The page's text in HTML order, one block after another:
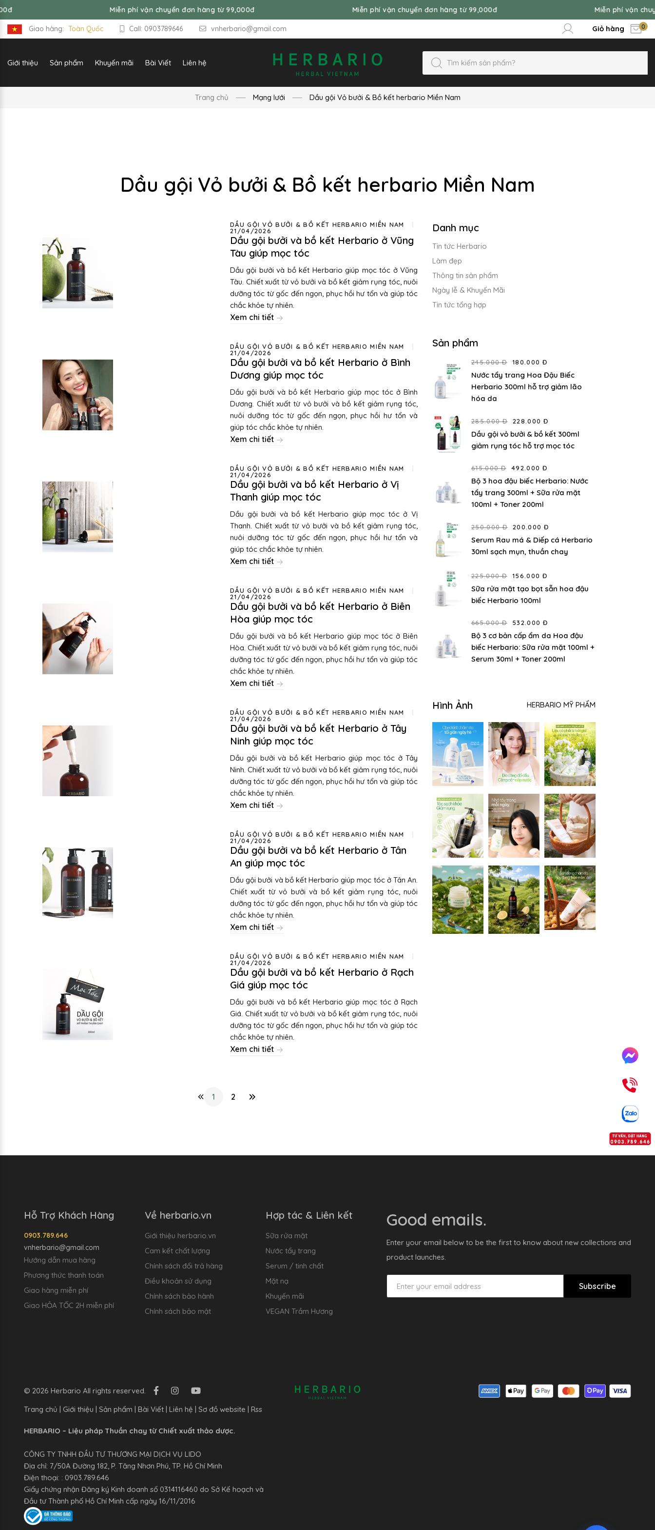
Miễn phí vận chuyển đơn hàng từ 99,000đ Miễn phí vận chuyển đơn hàng từ 99,000đ Miễn phí vận chuyển
Giao hàng: Toàn Quốc Call: 0903789646 vnherbario@gmail.com Giỏ hàng 0
Giới thiệu Sản phẩm Khuyến mãi Bài Viết Liên hệ
Trang chủ Mạng lưới Dầu gội Vỏ bưởi & Bồ kết herbario Miền Nam
Dầu gội Vỏ bưởi & Bồ kết herbario Miền Nam
DẦU GỘI VỎ BƯỞI & BỒ KẾT HERBARIO MIỀN NAM
21/04/2026
Dầu gội bưởi và bồ kết Herbario ở Vũng
Tàu giúp mọc tóc
Dầu gội bưởi và bồ kết Herbario giúp mọc tóc ở Vũng
Tàu. Chiết xuất từ vỏ bưởi và bồ kết giảm rụng tóc, nuôi
dưỡng tóc từ gốc đến ngọn, phục hồi hư tổn và giúp tóc
chắc khỏe tự nhiên.
Xem chi tiết
DẦU GỘI VỎ BƯỞI & BỒ KẾT HERBARIO MIỀN NAM
21/04/2026
Dầu gội bưởi và bồ kết Herbario ở Bình
Dương giúp mọc tóc
Dầu gội bưởi và bồ kết Herbario giúp mọc tóc ở Bình
Dương. Chiết xuất từ vỏ bưởi và bồ kết giảm rụng tóc,
nuôi dưỡng tóc từ gốc đến ngọn, phục hồi hư tổn và
giúp tóc chắc khỏe tự nhiên.
Xem chi tiết
DẦU GỘI VỎ BƯỞI & BỒ KẾT HERBARIO MIỀN NAM
21/04/2026
Dầu gội bưởi và bồ kết Herbario ở Vị
Thanh giúp mọc tóc
Dầu gội bưởi và bồ kết Herbario giúp mọc tóc ở Vị
Thanh. Chiết xuất từ vỏ bưởi và bồ kết giảm rụng tóc,
nuôi dưỡng tóc từ gốc đến ngọn, phục hồi hư tổn và
giúp tóc chắc khỏe tự nhiên.
Xem chi tiết
DẦU GỘI VỎ BƯỞI & BỒ KẾT HERBARIO MIỀN NAM
21/04/2026
Dầu gội bưởi và bồ kết Herbario ở Biên
Hòa giúp mọc tóc
Dầu gội bưởi và bồ kết Herbario giúp mọc tóc ở Biên
Hòa. Chiết xuất từ vỏ bưởi và bồ kết giảm rụng tóc, nuôi
dưỡng tóc từ gốc đến ngọn, phục hồi hư tổn và giúp tóc
chắc khỏe tự nhiên.
Xem chi tiết
DẦU GỘI VỎ BƯỞI & BỒ KẾT HERBARIO MIỀN NAM
21/04/2026
Dầu gội bưởi và bồ kết Herbario ở Tây
Ninh giúp mọc tóc
Dầu gội bưởi và bồ kết Herbario giúp mọc tóc ở Tây
Ninh. Chiết xuất từ vỏ bưởi và bồ kết giảm rụng tóc, nuôi
dưỡng tóc từ gốc đến ngọn, phục hồi hư tổn và giúp tóc
chắc khỏe tự nhiên.
Xem chi tiết
DẦU GỘI VỎ BƯỞI & BỒ KẾT HERBARIO MIỀN NAM
21/04/2026
Dầu gội bưởi và bồ kết Herbario ở Tân
An giúp mọc tóc
Dầu gội bưởi và bồ kết Herbario giúp mọc tóc ở Tân An.
Chiết xuất từ vỏ bưởi và bồ kết giảm rụng tóc, nuôi
dưỡng tóc từ gốc đến ngọn, phục hồi hư tổn và giúp tóc
chắc khỏe tự nhiên.
Xem chi tiết
DẦU GỘI VỎ BƯỞI & BỒ KẾT HERBARIO MIỀN NAM
21/04/2026
Dầu gội bưởi và bồ kết Herbario ở Rạch
Giá giúp mọc tóc
Dầu gội bưởi và bồ kết Herbario giúp mọc tóc ở Rạch
Giá. Chiết xuất từ vỏ bưởi và bồ kết giảm rụng tóc, nuôi
dưỡng tóc từ gốc đến ngọn, phục hồi hư tổn và giúp tóc
chắc khỏe tự nhiên.
Xem chi tiết
1 2
Danh mục
Tin tức Herbario
Làm đẹp
Thông tin sản phẩm
Ngày lễ & Khuyến Mãi
Tin tức tổng hợp
Sản phẩm
245.000 Đ 180.000 Đ
Nước tẩy trang Hoa Đậu Biếc
Herbario 300ml hỗ trợ giảm lão
hóa da
285.000 Đ 228.000 Đ
Dầu gội vỏ bưởi & bồ kết 300ml
giảm rụng tóc hỗ trợ mọc tóc
615.000 Đ 492.000 Đ
Bộ 3 hoa đậu biếc Herbario: Nước
tẩy trang 300ml + Sữa rửa mặt
100ml + Toner 200ml
250.000 Đ 200.000 Đ
Serum Rau má & Diếp cá Herbario
30ml sạch mụn, thuần chay
225.000 Đ 156.000 Đ
Sữa rửa mặt tạo bọt sẵn hoa đậu
biếc Herbario 100ml
665.000 Đ 532.000 Đ
Bộ 3 cơ bản cấp ẩm da Hoa đậu
biếc Herbario: Sữa rửa mặt 100ml +
Serum 30ml + Toner 200ml
Hình Ảnh HERBARIO MỸ PHẨM
Hỗ Trợ Khách Hàng
0903.789.646
vnherbario@gmail.com
Hướng dẫn mua hàng
Phương thức thanh toán
Giao hàng miễn phí
Giao HỎA TỐC 2H miễn phí
Về herbario.vn
Giới thiệu herbario.vn
Cam kết chất lượng
Chính sách đổi trả hàng
Điều khoản sử dụng
Chính sách bảo hành
Chính sách bảo mật
Hợp tác & Liên kết
Sữa rửa mặt
Nước tẩy trang
Serum / tinh chất
Mặt nạ
Khuyến mãi
VEGAN Trầm Hương
Good emails.
Enter your email below to be the first to know about new collections and
product launches.
Subscribe
© 2026 Herbario All rights reserved.
Trang chủ | Giới thiệu | Sản phẩm | Bài Viết| Liên hệ | Sơ đồ website | Rss
HERBARIO – Liệu pháp Thuần chay từ Chiết xuất thảo dược.
CÔNG TY TNHH ĐẦU TƯ THƯƠNG MẠI DỊCH VỤ LIDO
Địa chỉ: 7/50A Đường 182, P. Tăng Nhơn Phú, TP. Hồ Chí Minh
Điện thoại: : 0903.789.646
Giấy chứng nhận Đăng ký Kinh doanh số 0314116460 do Sở Kế hoạch và
Đầu tư Thành phố Hồ Chí Minh cấp ngày 16/11/2016